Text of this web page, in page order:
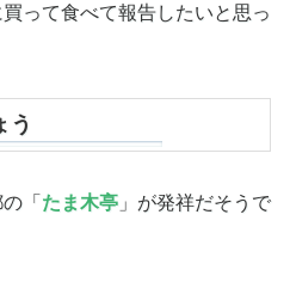
って食べて報告したいと思っ
う
「 たま木亭 」が発祥だそうで